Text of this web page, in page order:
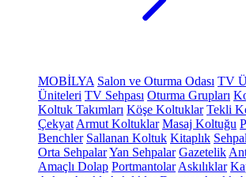
MOBİLYA Salon ve Oturma Odası TV
Üniteleri TV Sehpası Oturma Grupları
Koltuk Takımları Köşe Koltuklar Tekli
Çekyat Armut Koltuklar Masaj Koltuğu
Benchler Sallanan Koltuk Kitaplık
Orta SehpalarYan Sehpalar Gazetelik
Amaçlı Dolap Portmantolar Askılıklar